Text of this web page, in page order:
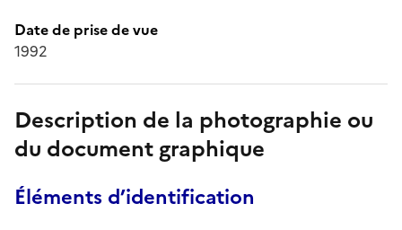
Date de prise de vue
1992
Description de la photographie ou
du document graphique
Éléments d’identification